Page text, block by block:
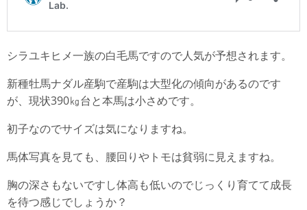
シラユキヒメ一族の白毛馬ですので人気が予想されます。
新種牡馬ナダル産駒で産駒は大型化の傾向があるのです
が、現状390㎏台と本馬は小さめです。
初子なのでサイズは気になりますね。
馬体写真を見ても、腰回りやトモは貧弱に見えますね。
胸の深さもないですし体高も低いのでじっくり育てて成長
を待つ感じでしょうか？